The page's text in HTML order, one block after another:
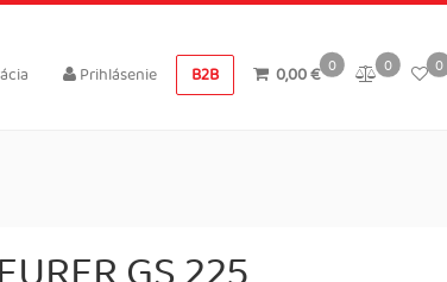
0
0,00 € 0 0
B2B
Prihlásenie